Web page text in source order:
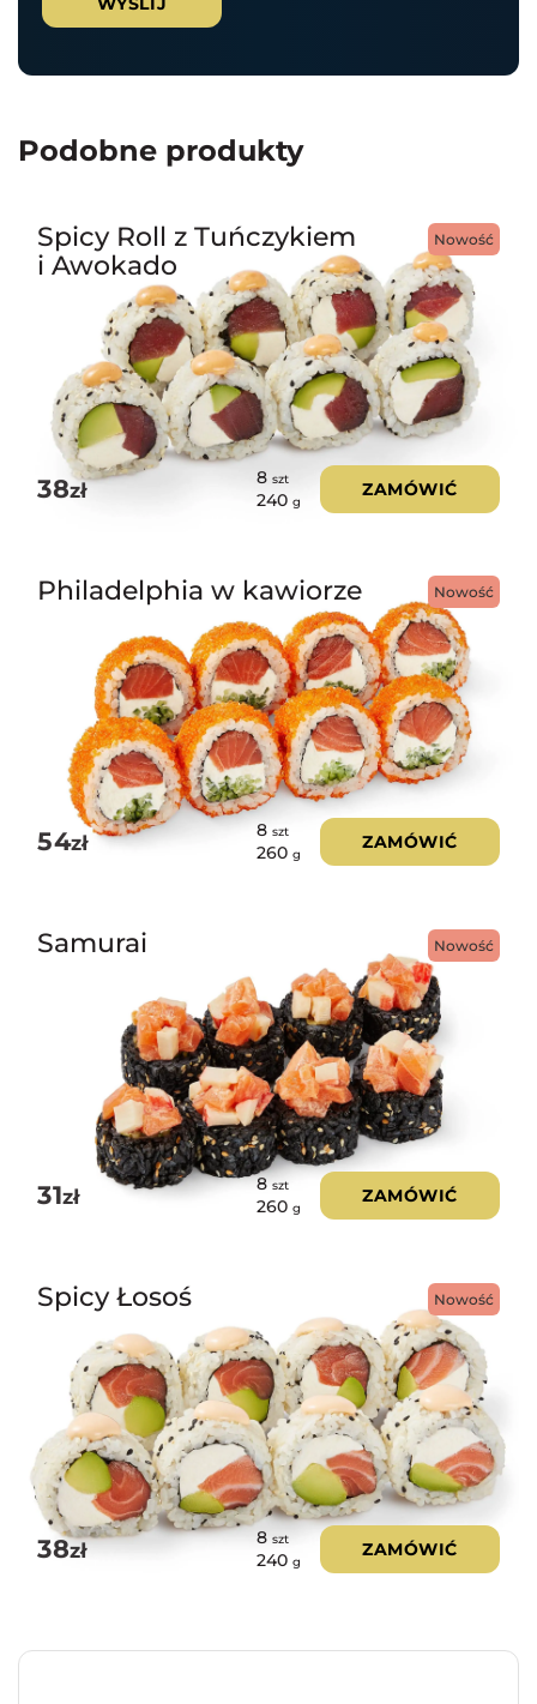
Podobne produkty
Nowość
Spicy Roll z Tuńczykiem
i Awokado
38zł
8 szt
240 g
ZAMÓWIĆ
Nowość
Philadelphia w kawiorze
54zł
8 szt
260 g
ZAMÓWIĆ
Nowość
Samurai
31zł
8szt
260 g
ZAMÓWIĆ
Nowość
Spicy Łosoś
38zł
8 szt
240 g
ZAMÓWIĆ